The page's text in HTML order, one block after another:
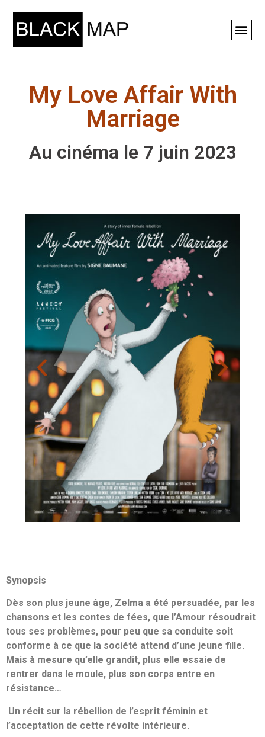
My Love Affair With
Marriage
Au cinéma le 7 juin 2023
Synopsis
Dès son plus jeune âge, Zelma a été persuadée, par les
chansons et les contes de fées, que l’Amour résoudrait
tous ses problèmes, pour peu que sa conduite soit
conforme à ce que la société attend d’une jeune fille.
Mais à mesure qu’elle grandit, plus elle essaie de
rentrer dans le moule, plus son corps entre en
résistance…
Un récit sur la rébellion de l’esprit féminin et
l’acceptation de cette révolte intérieure.